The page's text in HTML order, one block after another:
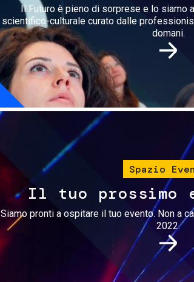
Il Futuro è pieno di sorprese e lo siamo
scientifico-culturale curato dalle
domani.
Spazio
Il tuo prossimo
Siamo pronti a ospitare il tuo evento. Non a
2022.